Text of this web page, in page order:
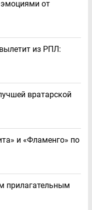
от
из РПЛ:
вратарской
и «Фламенго» по
прилагательным